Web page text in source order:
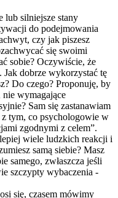
lub silniejsze stany
do podejmowania
czy jak piszesz
się swoimi
sobie? Oczywiście, że
Jak dobrze wykorzystać tę
Do czego? Proponuję, by
wymagające
Sam się zastanawiam
tym, co psychologowie w
zgodnymi z celem”.
wiele ludzkich reakcji i
samą siebie? Masz
samego, zwłaszcza jeśli
szczypty wybaczenia -
się, czasem mówimy